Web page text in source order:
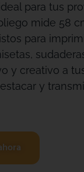
para tus
mide 58
para
y creativo a
y